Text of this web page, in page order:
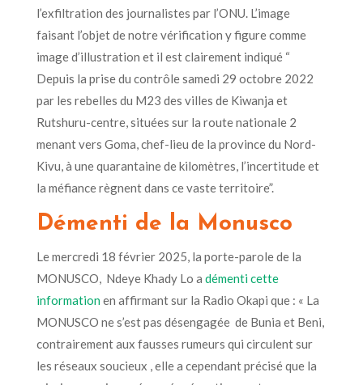
l’exfiltration des journalistes par l’ONU. L’image
faisant l’objet de notre vérification yfigure comme
image d’illustration et il est clairement indiqué “
Depuis la prise du contrôle samedi 29 octobre 2022
par les rebelles du M23 des villes de Kiwanja et
Rutshuru-centre, situées sur la route nationale 2
menant vers Goma, chef-lieu de la province du Nord-
Kivu, à une quarantaine de kilomètres, l’incertitude et
la méfiance règnent dans ce vaste territoire”.
Démenti de la Monusco
Le mercredi 18 février 2025, la porte-parole de la
MONUSCO, Ndeye Khady Lo a démenti cette
informationen affirmant sur la Radio Okapi que : « La
MONUSCO ne s’est pas désengagée de Bunia et Beni,
contrairement aux fausses rumeurs qui circulent sur
les réseaux soucieux , elle a cependant précisé que la